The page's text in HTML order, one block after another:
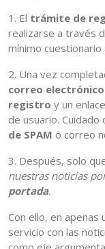
1. El trámite de
realizarse a través
mínimo cuestionario
2. Una vez
correo
registro y un
de usuario. Cuidado
de SPAM o correo
3. Después, solo
nuestras noticias
portada.
Con ello, en
servicio con las